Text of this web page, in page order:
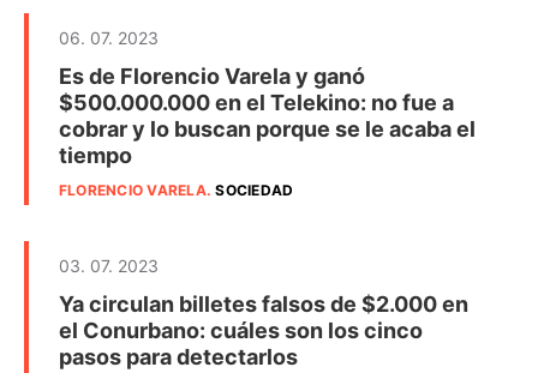
06. 07. 2023
Es de Florencio Varela y ganó
$500.000.000 en el Telekino: no fue a
cobrar y lo buscan porque se le acaba el
tiempo
FLORENCIO VARELA.SOCIEDAD
03. 07. 2023
Ya circulan billetes falsos de $2.000 en
el Conurbano: cuáles son los cinco
pasos para detectarlos